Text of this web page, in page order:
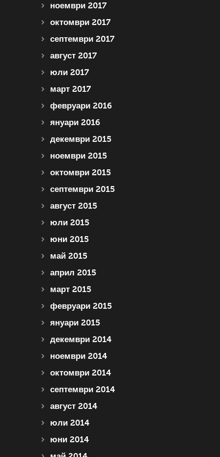
ноември 2017
октомври 2017
септември 2017
август 2017
юли 2017
март 2017
февруари 2016
януари 2016
декември 2015
ноември 2015
октомври 2015
септември 2015
август 2015
юли 2015
юни 2015
май 2015
април 2015
март 2015
февруари 2015
януари 2015
декември 2014
ноември 2014
октомври 2014
септември 2014
август 2014
юли 2014
юни 2014